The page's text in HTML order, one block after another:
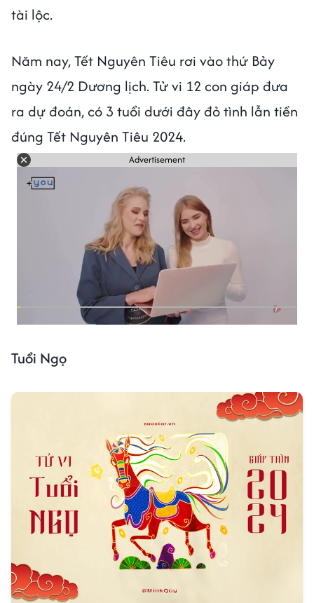
tài lộc.
Năm nay, Tết Nguyên Tiêu rơi vào thứ Bảy
ngày 24/2 Dương lịch. Tử vi 12 con giáp đưa
ra dự đoán, có 3 tuổi dưới đây đỏ tình lẫn tiền
đúng Tết Nguyên Tiêu 2024.
Advertisement
Tuổi Ngọ